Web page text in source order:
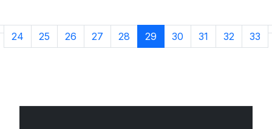
24 25 26 27 28 29 30 31 32 33